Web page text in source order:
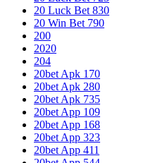
20 Luck Bet 830
20 Win Bet 790
200
2020
204
20bet Apk 170
20bet Apk 280
20bet Apk 735
20bet App 109
20bet App 168
20bet App 323
20bet App 411